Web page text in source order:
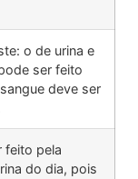
o de urina e
ser feito
deve ser
feito pela
do dia, pois